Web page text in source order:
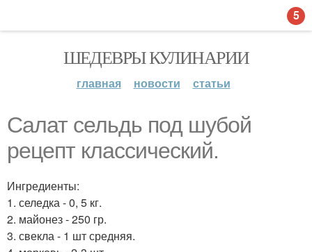
ШЕДЕВРЫ КУЛИНАРИИ
главная новости статьи
Салат сельдь под шубой
рецепт классический.
Ингредиенты:
1. селедка - 0, 5 кг.
2. майонез - 250 гр.
3. свекла - 1 шт средняя.
5